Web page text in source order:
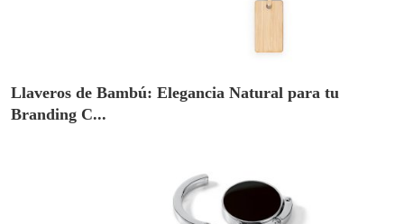
Llaveros de Bambú: Elegancia Natural para tu
Branding C...